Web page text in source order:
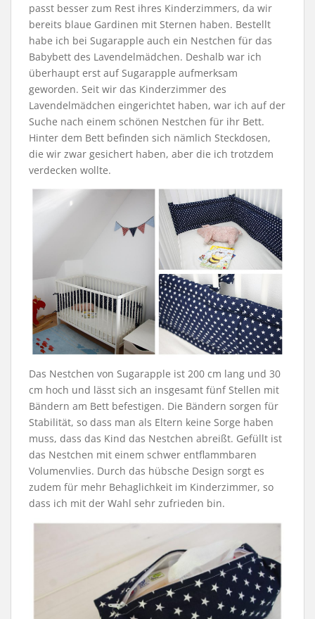
passt besser zum Rest ihres Kinderzimmers, da wir
bereits blaue Gardinen mit Sternen haben. Bestellt
habe ich bei Sugarapple auch ein Nestchen für das
Babybett des Lavendelmädchen. Deshalb war ich
überhaupt erst auf Sugarapple aufmerksam
geworden. Seit wir das Kinderzimmer des
Lavendelmädchen eingerichtet haben, war ich auf der
Suche nach einem schönen Nestchen für ihr Bett.
Hinter dem Bett befinden sich nämlich Steckdosen,
die wir zwar gesichert haben, aber die ich trotzdem
verdecken wollte.
Das Nestchen von Sugarapple ist 200 cm lang und 30
cm hoch und lässt sich an insgesamt fünf Stellen mit
Bändern am Bett befestigen. Die Bändern sorgen für
Stabilität, so dass man als Eltern keine Sorge haben
muss, dass das Kind das Nestchen abreißt. Gefüllt ist
das Nestchen mit einem schwer entflammbaren
Volumenvlies. Durch das hübsche Design sorgt es
zudem für mehr Behaglichkeit im Kinderzimmer, so
dass ich mit der Wahl sehr zufrieden bin.